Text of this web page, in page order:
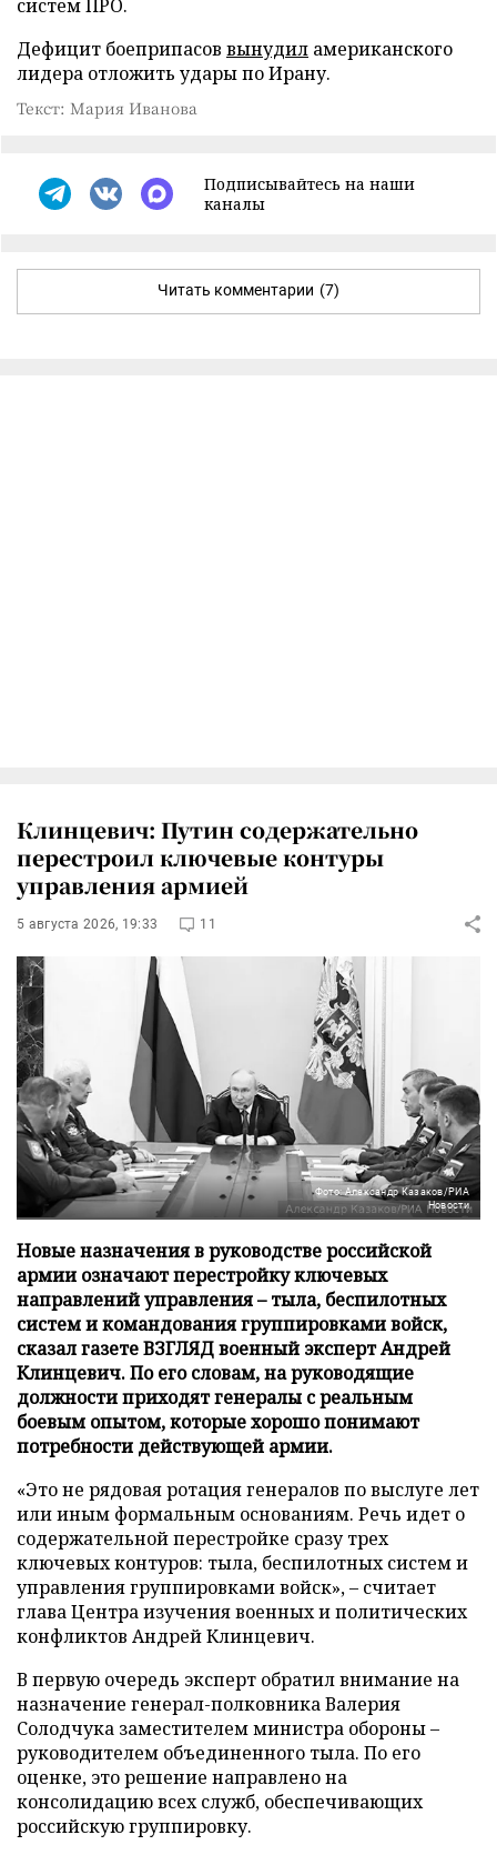
систем ПРО.
Дефицит боеприпасов вынудил американского
лидера отложить удары по Ирану.
Текст: Мария Иванова
Подписывайтесь на наши
каналы
Читать комментарии (7)
Клинцевич: Путин содержательно
перестроил ключевые контуры
управления армией
5 августа 2026, 19:33 11
Фото: Александр Казаков/РИА
Новости
Новые назначения в руководстве российской
армии означают перестройку ключевых
направлений управления – тыла, беспилотных
систем и командования группировками войск,
сказал газете ВЗГЛЯД военный эксперт Андрей
Клинцевич. По его словам, на руководящие
должности приходят генералы с реальным
боевым опытом, которые хорошо понимают
потребности действующей армии.
«Это не рядовая ротация генералов по выслуге лет
или иным формальным основаниям. Речь идет о
содержательной перестройке сразу трех
ключевых контуров: тыла, беспилотных систем и
управления группировками войск», – считает
глава Центра изучения военных и политических
конфликтов Андрей Клинцевич.
В первую очередь эксперт обратил внимание на
назначение генерал-полковника Валерия
Солодчука заместителем министра обороны –
руководителем объединенного тыла. По его
оценке, это решение направлено на
консолидацию всех служб, обеспечивающих
российскую группировку.